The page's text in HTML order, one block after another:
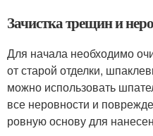
Зачистка трещин и
Для начала необходимо
от старой отделки,
можно использовать
все неровности и
ровную основу для